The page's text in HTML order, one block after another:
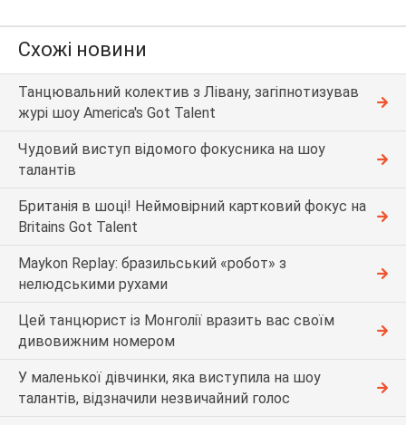
Схожі новини
Танцювальний колектив з Лівану, загіпнотизував
журі шоу America's Got Talent
Чудовий виступ відомого фокусника на шоу
талантів
Британія в шоці! Неймовірний картковий фокус на
Britains Got Talent
Maykon Replay: бразильський «робот» з
нелюдськими рухами
Цей танцюрист із Монголії вразить вас своїм
дивовижним номером
У маленької дівчинки, яка виступила на шоу
талантів, відзначили незвичайний голос